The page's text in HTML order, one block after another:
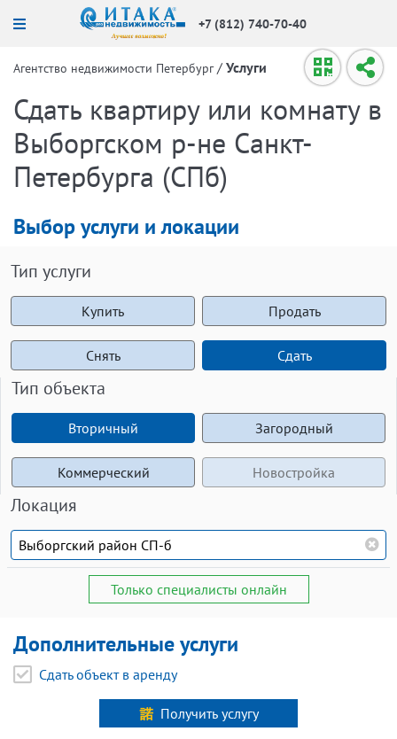
+7 (812) 740-70-40
Агентство недвижимости Петербург / Услуги
Сдать квартиру или комнату в
Выборгском р-не Санкт-
Петербурга (СПб)
Выбор услуги и локации
Тип услуги
Купить Продать
Снять Сдать
Тип объекта
Вторичный Загородный
Коммерческий Новостройка
Локация
Только специалисты онлайн
Дополнительные услуги
Сдать объект в аренду
Получить услугу